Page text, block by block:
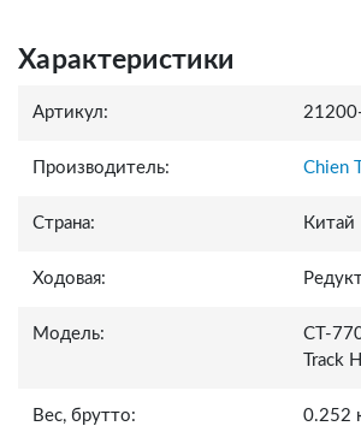
Характеристики
Артикул:
Производитель: Chien
Страна: Китай
Ходовая:
Модель:
СТ-
Track
Вес, брутто: 0.252